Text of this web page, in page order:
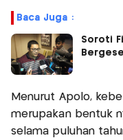
Baca Juga :
Soroti
Menurut Apolo,
merupakan bentuk
selama puluhan